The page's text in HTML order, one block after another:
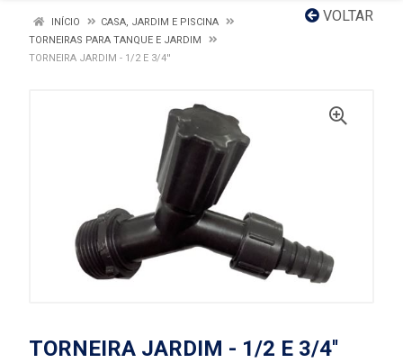
VOLTAR
INÍCIO
CASA, JARDIM E PISCINA
TORNEIRAS PARA TANQUE E JARDIM
TORNEIRA JARDIM - 1/2 E 3/4''
TORNEIRA JARDIM - 1/2 E 3/4''